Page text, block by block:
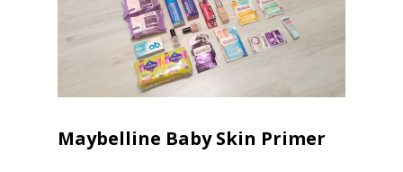
Maybelline Baby Skin Primer